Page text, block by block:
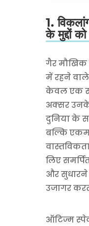
1.
के मुद्दों
गैर मौखिक
में रहने
केवल एक
अक्सर उनके
दुनिया के
बल्कि
लिए
और सुधारने
उजागर
ऑटिज्म